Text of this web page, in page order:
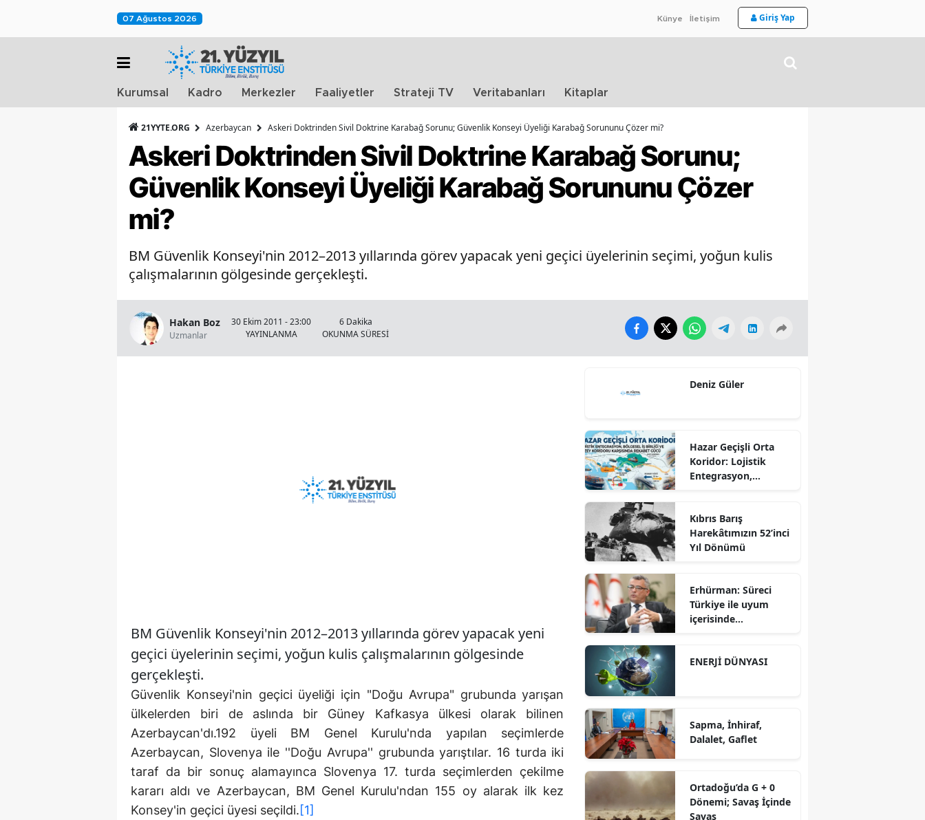
07 Ağustos 2026 Künye İletişim Giriş Yap
Kurumsal Kadro Merkezler Faaliyetler Strateji TV Veritabanları Kitaplar
21YYTE.ORG Azerbaycan Askeri Doktrinden Sivil Doktrine Karabağ Sorunu; Güvenlik Konseyi Üyeliği Karabağ Sorununu Çözer mi?
Askeri Doktrinden Sivil Doktrine Karabağ Sorunu;
Güvenlik Konseyi Üyeliği Karabağ Sorununu Çözer
mi?
BM Güvenlik Konseyi'nin 2012–2013 yıllarında görev yapacak yeni geçici üyelerinin seçimi, yoğun kulis
çalışmalarının gölgesinde gerçekleşti.
Hakan Boz
Uzmanlar
30 Ekim 2011 - 23:00
YAYINLANMA
6 Dakika
OKUNMA SÜRESİ
BM Güvenlik Konseyi'nin 2012–2013 yıllarında görev yapacak yeni
geçici üyelerinin seçimi, yoğun kulis çalışmalarının gölgesinde
gerçekleşti.
Güvenlik Konseyi'nin geçici üyeliği için "Doğu Avrupa" grubunda yarışan
ülkelerden biri de aslında bir Güney Kafkasya ülkesi olarak bilinen
Azerbaycan'dı.192 üyeli BM Genel Kurulu'nda yapılan seçimlerde
Azerbaycan, Slovenya ile ''Doğu Avrupa'' grubunda yarıştılar. 16 turda iki
taraf da bir sonuç alamayınca Slovenya 17. turda seçimlerden çekilme
kararı aldı ve Azerbaycan, BM Genel Kurulu'ndan 155 oy alarak ilk kez
Konsey'in geçici üyesi seçildi.[1]
Deniz Güler
Hazar Geçişli Orta
Koridor: Lojistik
Entegrasyon,
Karşısında Rekabet
Gücü
Kıbrıs Barış
Harekâtımızın 52’inci
Yıl Dönümü
Erhürman: Süreci
Türkiye ile uyum
içerisinde
ENERJİ DÜNYASI
Sapma, İnhiraf,
Dalalet, Gaflet
Ortadoğu’da G + 0
Dönemi; Savaş İçinde
Savaş